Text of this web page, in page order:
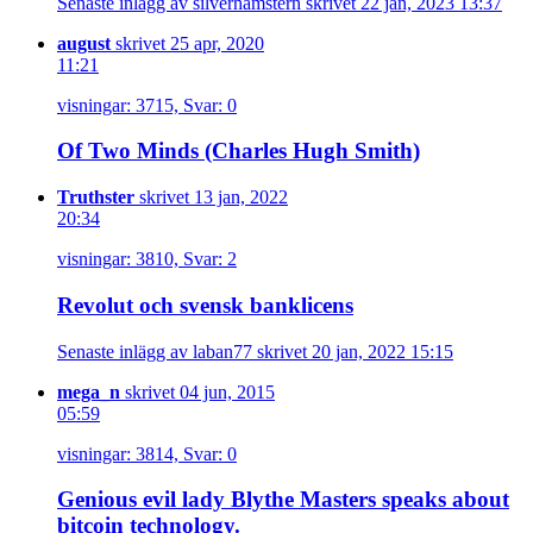
august skrivet 25 apr, 2020
11:21
visningar: 3715, Svar: 0
Of Two Minds (Charles Hugh Smith)
Truthster skrivet 13 jan, 2022
20:34
visningar: 3810, Svar: 2
Revolut och svensk banklicens
Senaste inlägg av laban77 skrivet 20 jan, 2022 15:15
mega_n skrivet 04 jun, 2015
05:59
visningar: 3814, Svar: 0
Genious evil lady Blythe Masters speaks about
bitcoin technology.